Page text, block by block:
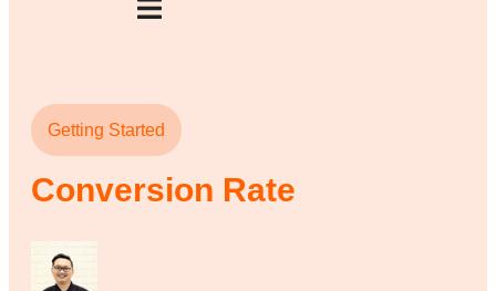
Getting Started
Conversion Rate